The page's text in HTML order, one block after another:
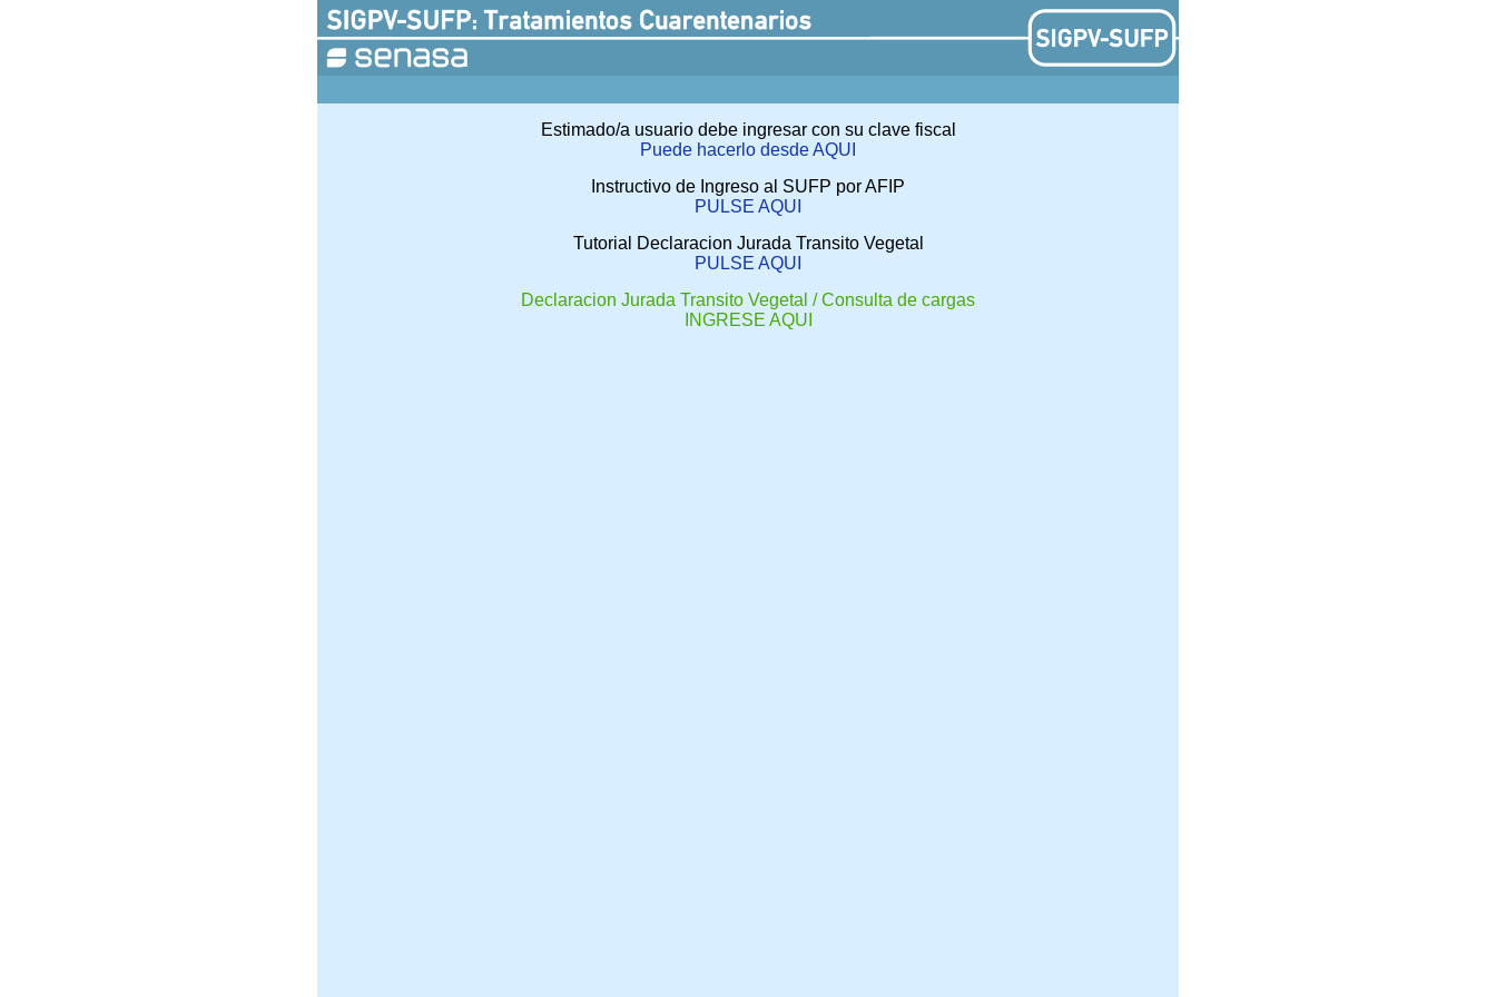
Estimado/a usuario debe ingresar con su clave fiscal
Puede hacerlo desde AQUI
Instructivo de Ingreso al SUFP por AFIP
PULSE AQUI
Tutorial Declaracion Jurada Transito Vegetal
PULSE AQUI
Declaracion Jurada Transito Vegetal / Consulta de cargas
INGRESE AQUI